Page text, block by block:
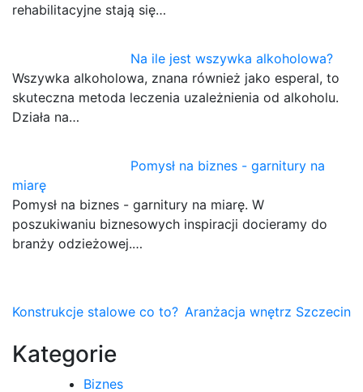
rehabilitacyjne stają się…
Na ile jest wszywka alkoholowa?
Wszywka alkoholowa, znana również jako esperal, to
skuteczna metoda leczenia uzależnienia od alkoholu.
Działa na…
Pomysł na biznes - garnitury na
miarę
Pomysł na biznes - garnitury na miarę. W
poszukiwaniu biznesowych inspiracji docieramy do
branży odzieżowej.…
Nawigacja
wpisu
Konstrukcje stalowe co to? Aranżacja wnętrz Szczecin
Kategorie
Biznes